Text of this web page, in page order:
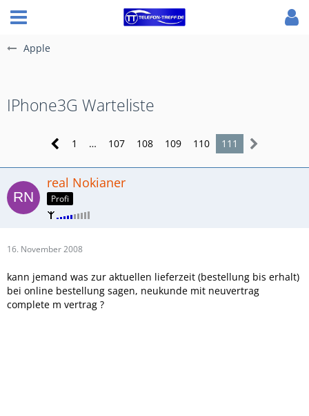
Apple
IPhone3G Warteliste
1 … 107 108 109 110 111
real Nokianer
Profi
16. November 2008
kann jemand was zur aktuellen lieferzeit (bestellung bis erhalt)
bei online bestellung sagen, neukunde mit neuvertrag
complete m vertrag ?